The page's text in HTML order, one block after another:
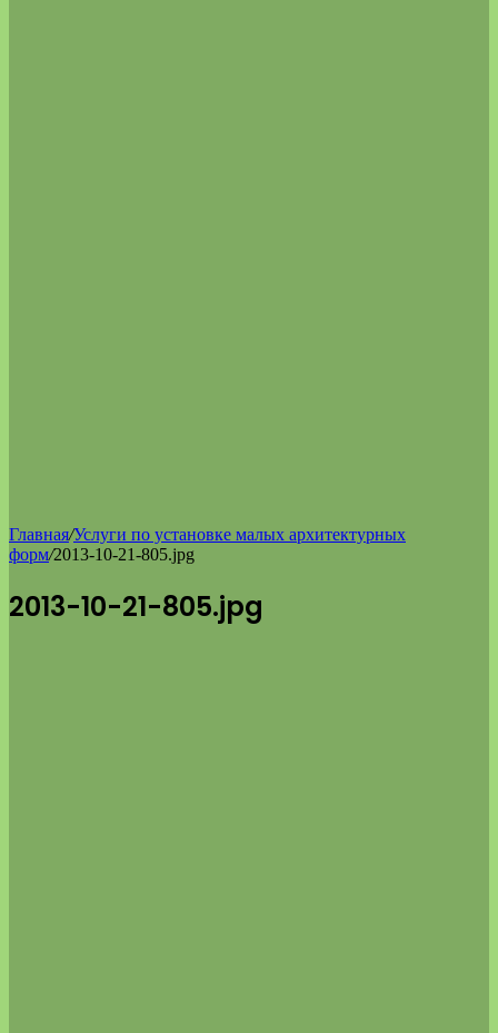
Главная/Услуги по установке малых архитектурных
форм/2013-10-21-805.jpg
2013-10-21-805.jpg